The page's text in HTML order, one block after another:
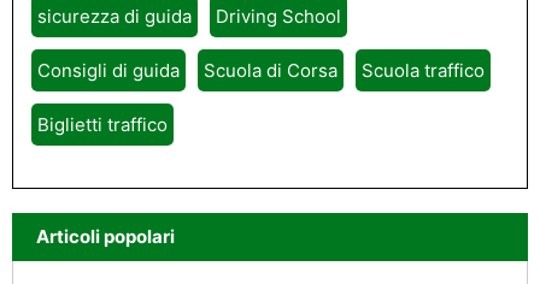
sicurezza di guida Driving School
Consigli di guida Scuola di Corsa Scuola traffico
Biglietti traffico
Articoli popolari